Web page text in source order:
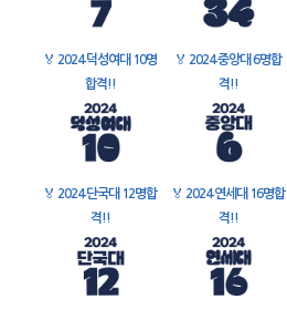
🏅 2024 덕성여대 10명
합격!!
🏅 2024 중앙대 6명합
격!!
🏅 2024 단국대 12명합
격!!
🏅 2024 연세대 16명합
격!!